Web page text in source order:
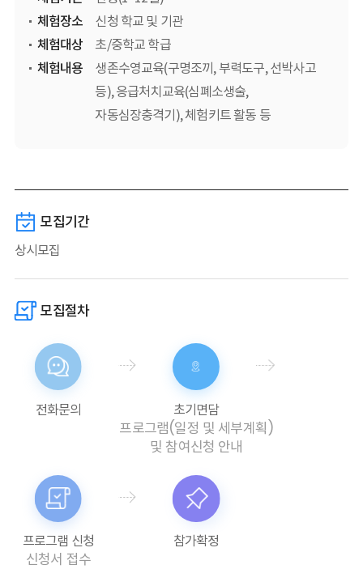
체험장소 신청 학교 및 기관
체험대상 초/중학교 학급
체험내용
생존수영교육(구명조끼, 부력도구, 선박사고
등), 응급처치교육(심폐소생술,
자동심장충격기), 체험키트 활동 등
모집기간
상시모집
모집절차
전화문의 초기면담
프로그램(일정 및 세부계획)
및 참여신청 안내
프로그램 신청
신청서 접수
참가확정